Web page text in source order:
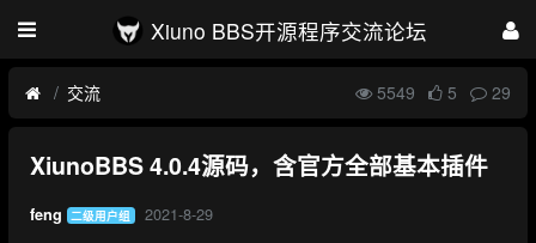
Xiuno BBS开源程序交流论坛
交流 5549 5 29
XiunoBBS 4.0.4源码，含官方全部基本插件
feng 二级用户组 2021-8-29